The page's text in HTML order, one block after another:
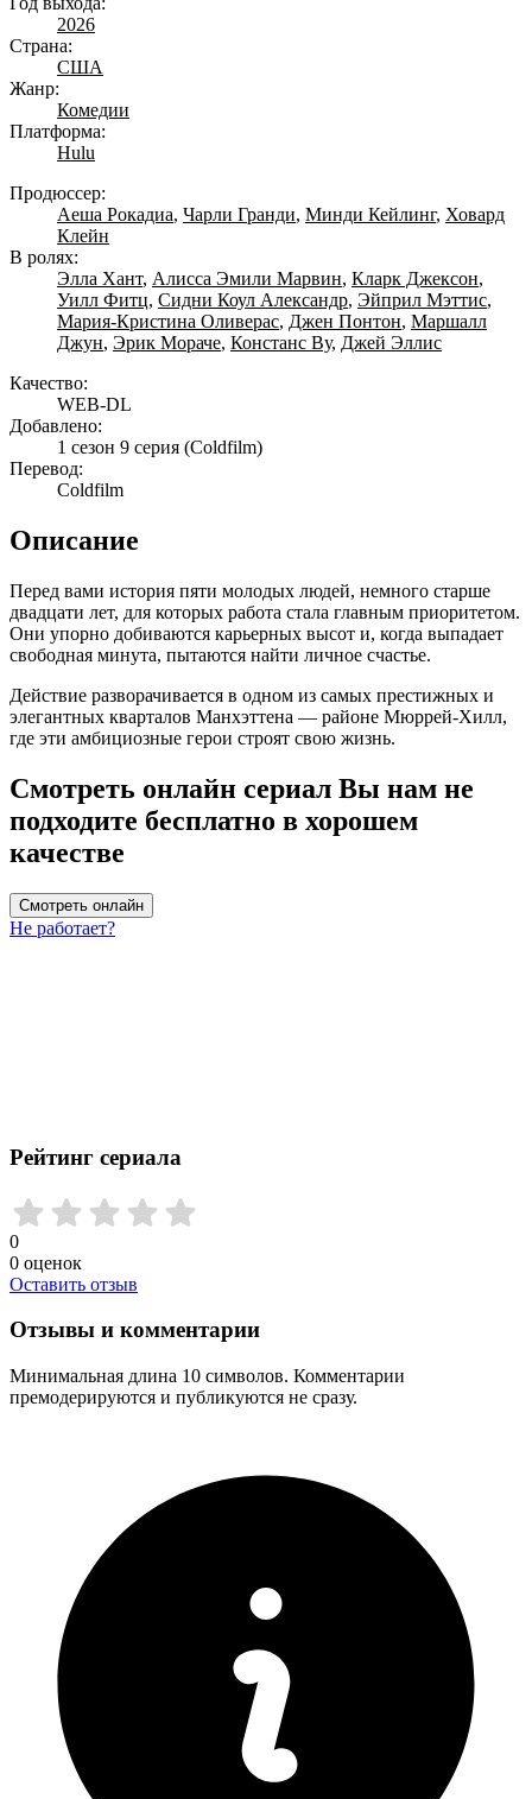
2026
Страна:
США
Жанр:
Комедии
Платформа:
Hulu
Продюссер:
Аеша Рокадиа, Чарли Гранди, Минди Кейлинг, Ховард
Клейн
В ролях:
Элла Хант, Алисса Эмили Марвин, Кларк Джексон,
Уилл Фитц, Сидни Коул Александр, Эйприл Мэттис,
Мария-Кристина Оливерас, Джен Понтон, Маршалл
Джун, Эрик Мораче, Констанс Ву, Джей Эллис
Качество:
WEB-DL
Добавлено:
1 сезон 9 серия (Coldfilm)
Перевод:
Coldfilm
Описание
Перед вами история пяти молодых людей, немного старше
двадцати лет, для которых работа стала главным приоритетом.
Они упорно добиваются карьерных высот и, когда выпадает
свободная минута, пытаются найти личное счастье.
Действие разворачивается в одном из самых престижных и
элегантных кварталов Манхэттена — районе Мюррей-Хилл,
где эти амбициозные герои строят свою жизнь.
Смотреть онлайн сериал Вы нам не
подходите бесплатно в хорошем
качестве
Смотреть онлайн
Не работает?
Рейтинг сериала
0
0 оценок
Оставить отзыв
Отзывы и комментарии
Минимальная длина 10 символов. Комментарии
премодерируются и публикуются не сразу.